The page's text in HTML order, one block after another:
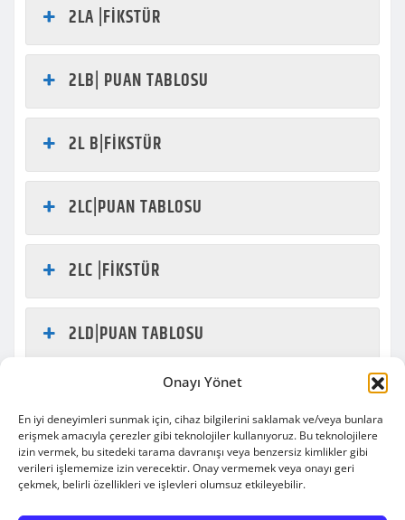
Onayı Yönet
En iyi deneyimleri sunmak için, cihaz bilgilerini saklamak ve/veya bunlara
erişmek amacıyla çerezler gibi teknolojiler kullanıyoruz. Bu teknolojilere
izin vermek, bu sitedeki tarama davranışı veya benzersiz kimlikler gibi
verileri işlememize izin verecektir. Onay vermemek veya onayı geri
çekmek, belirli özellikleri ve işlevleri olumsuz etkileyebilir.
2LA |FİKSTÜR
2LB| PUAN TABLOSU
2L B|FİKSTÜR
2LC|PUAN TABLOSU
2LC |FİKSTÜR
2LD|PUAN TABLOSU